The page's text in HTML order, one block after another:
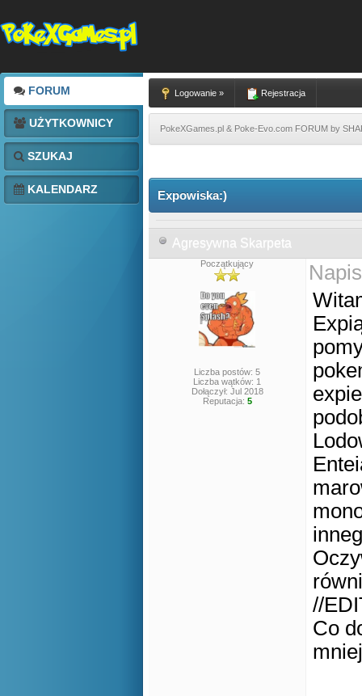
FORUM
UŻYTKOWNICY
SZUKAJ
KALENDARZ
Logowanie » Rejestracja
PokeXGames.pl & Poke-Evo.com FORUM by
Expowiska:)
Agresywna Skarpeta
Początkujący
Liczba postów: 5
Liczba wątków: 1
Dołączył: Jul 2018
Reputacja: 5
//
Co